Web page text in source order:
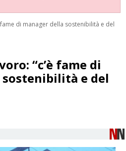
fame di manager della sostenibilità e del
“c’è fame di
e del